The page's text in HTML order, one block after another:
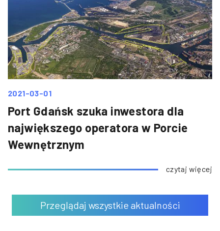
2021-03-01
Port Gdańsk szuka inwestora dla
największego operatora w Porcie
Wewnętrznym
czytaj więcej
Przeglądaj wszystkie aktualności